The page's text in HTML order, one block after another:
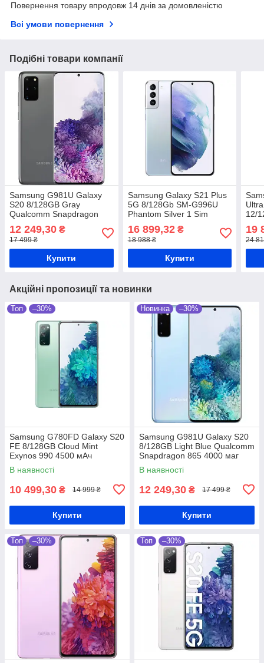
Повернення товару впродовж 14 днів за домовленістю
Всі умови повернення
Подібні товари компанії
Samsung G981U Galaxy
S20 8/128GB Gray
Qualcomm Snapdragon
12 249,30 ₴
17 499 ₴
Купити
Samsung Galaxy S21 Plus
5G 8/128Gb SM-G996U
Phantom Silver 1 Sim
888 4800 мАг
16 899,32₴
18 988 ₴
Купити
12/
19
24
Акційні пропозиції та новинки
Топ –30%
Samsung G780FD Galaxy S20
FE 8/128GB Cloud Mint
Exynos 990 4500 мАч
В наявності
10 499,30 ₴ 14 999 ₴
Купити
Новинка –30%
Samsung G981U Galaxy S20
8/128GB Light Blue Qualcomm
Snapdragon 865 4000 маг
В наявності
12 249,30 ₴ 17 499 ₴
Купити
Топ –30% Топ –30%